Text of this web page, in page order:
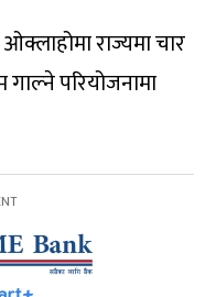
राज्यमा चार
परियोजनामा